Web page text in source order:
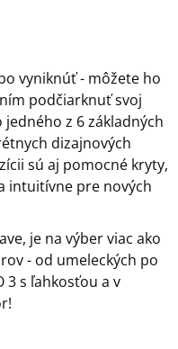
vyniknúť - môžete ho
podčiarknuť svoj
jedného z 6 základných
dizajnových
sú aj pomocné kryty,
intuitívne pre nových
je na výber viac ako
- od umeleckých po
3 s ľahkosťou a v